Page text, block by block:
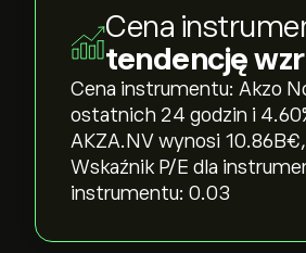
Cena
tendencję
Cena instrumentu: Akzo
ostatnich 24 godzin i
AKZA.NV wynosi
Wskaźnik P/E dla
instrumentu: 0.03